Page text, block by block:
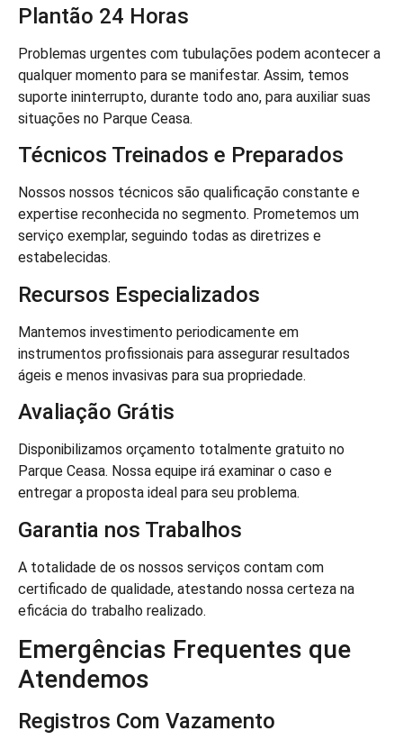
Plantão 24 Horas
Problemas urgentes com tubulações podem acontecer a
qualquer momento para se manifestar. Assim, temos
suporte ininterrupto, durante todo ano, para auxiliar suas
situações no Parque Ceasa.
Técnicos Treinados e Preparados
Nossos nossos técnicos são qualificação constante e
expertise reconhecida no segmento. Prometemos um
serviço exemplar, seguindo todas as diretrizes e
estabelecidas.
Recursos Especializados
Mantemos investimento periodicamente em
instrumentos profissionais para assegurar resultados
ágeis e menos invasivas para sua propriedade.
Avaliação Grátis
Disponibilizamos orçamento totalmente gratuito no
Parque Ceasa. Nossa equipe irá examinar o caso e
entregar a proposta ideal para seu problema.
Garantia nos Trabalhos
A totalidade de os nossos serviços contam com
certificado de qualidade, atestando nossa certeza na
eficácia do trabalho realizado.
Emergências Frequentes que
Atendemos
Registros Com Vazamento